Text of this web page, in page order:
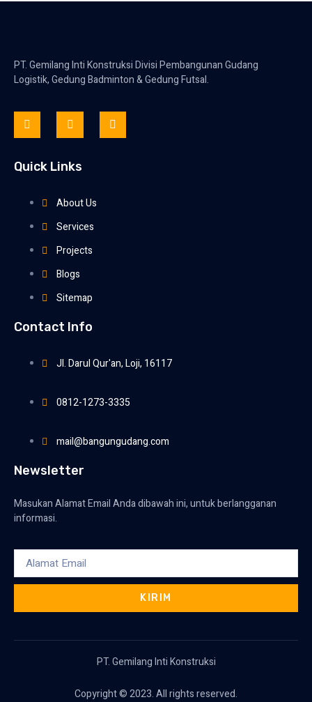
PT. Gemilang Inti Konstruksi Divisi Pembangunan Gudang
Logistik, Gedung Badminton & Gedung Futsal.
Quick Links
About Us
Services
Projects
Blogs
Sitemap
Contact Info
Jl. Darul Qur'an, Loji, 16117
0812-1273-3335
mail@bangungudang.com
Newsletter
Masukan Alamat Email Anda dibawah ini, untuk berlangganan
informasi.
KIRIM
PT. Gemilang Inti Konstruksi
Copyright © 2023. All rights reserved.